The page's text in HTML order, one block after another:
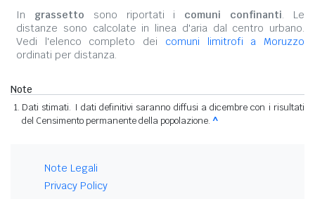
In grassetto sono riportati i comuni confinanti. Le
distanze sono calcolate in linea d'aria dal centro urbano.
Vedi l'elenco completo dei comuni limitrofi a Moruzzo
ordinati per distanza.
Note
Dati stimati. I dati definitivi saranno diffusi a dicembre con i risultati
del Censimento permanente della popolazione. ^
Note Legali
Privacy Policy